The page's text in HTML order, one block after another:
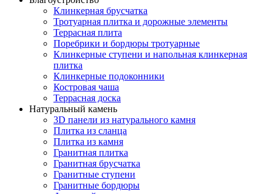
Клинкерная брусчатка
Тротуарная плитка и дорожные элементы
Террасная плита
Поребрики и бордюры тротуарные
Клинкерные ступени и напольная клинкерная
плитка
Клинкерные подоконники
Костровая чаша
Террасная доска
Натуральный камень
3D панели из натурального камня
Плитка из сланца
Плитка из камня
Гранитная плитка
Гранитная брусчатка
Гранитные ступени
Гранитные бордюры